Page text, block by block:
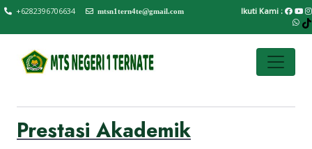
+6282396706634 mtsn1tern4te@gmail.com Ikuti Kami :
Prestasi Akademik